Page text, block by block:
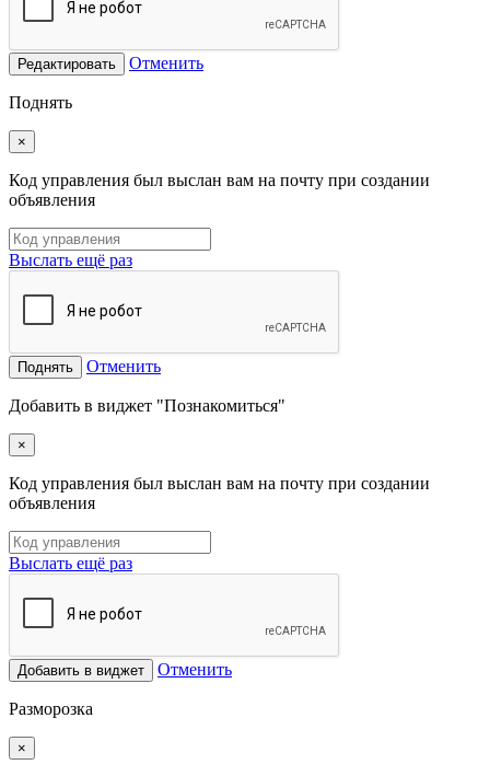
Редактировать Отменить
Поднять
×
Код управления был выслан вам на почту при создании
объявления
Выслать ещё раз
Поднять Отменить
Добавить в виджет "Познакомиться"
×
Код управления был выслан вам на почту при создании
объявления
Выслать ещё раз
Добавить в виджет Отменить
Разморозка
×